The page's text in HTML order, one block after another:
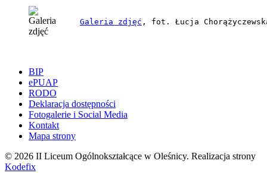
Galeria zdjęć , fot. Łucja
BIP
ePUAP
RODO
Deklaracja dostępności
Fotogalerie i Social Media
Kontakt
Mapa strony
© 2026 II Liceum Ogólnokształcące w Oleśnicy. Realizacja strony
Kodefix